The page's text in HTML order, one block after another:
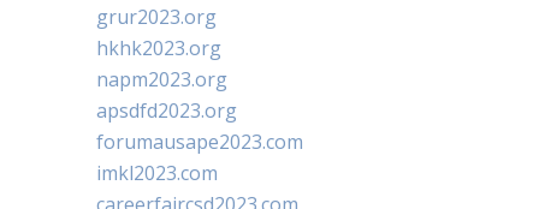
grur2023.org
hkhk2023.org
napm2023.org
apsdfd2023.org
forumausape2023.com
imkl2023.com